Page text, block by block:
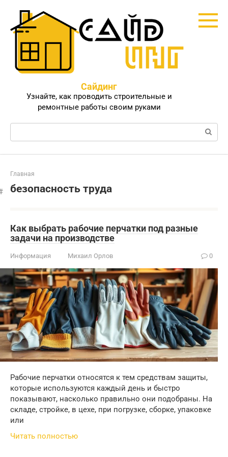
контенту
Сайдинг
Узнайте, как проводить строительные и
ремонтные работы своим руками
Поиск:
Главная
безопасность труда
Как выбрать рабочие перчатки под разные
задачи на производстве
Информация Михаил Орлов 0
Рабочие перчатки относятся к тем средствам защиты,
которые используются каждый день и быстро
показывают, насколько правильно они подобраны. На
складе, стройке, в цехе, при погрузке, сборке, упаковке
или
Читать полностью